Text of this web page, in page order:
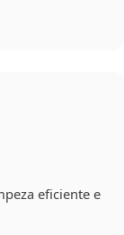
eficiente e